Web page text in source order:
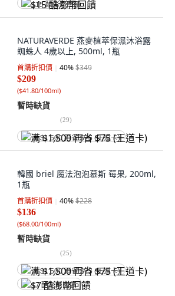
$15 酷澎幣回饋
NATURAVERDE 燕麥植萃保濕沐浴露
蜘蛛人 4歲以上, 500ml, 1瓶
首購折扣價 40%$349
$209
($41.80/100ml)
暫時缺貨
(29)
满 $1,500 再省 $75 (王道卡)
韓國 briel 魔法泡泡慕斯 莓果, 200ml,
1瓶
首購折扣價 40%$228
$136
($68.00/100ml)
暫時缺貨
(25)
满 $1,500 再省 $75 (王道卡)
$7 酷澎幣回饋